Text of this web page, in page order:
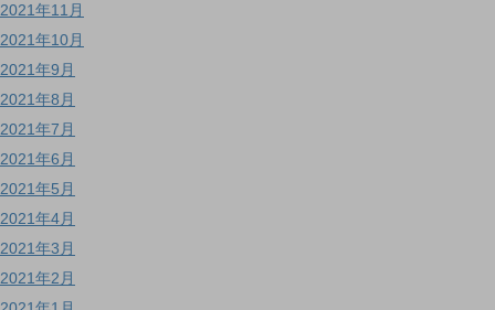
2021年11月
2021年10月
2021年9月
2021年8月
2021年7月
2021年6月
2021年5月
2021年4月
2021年3月
2021年2月